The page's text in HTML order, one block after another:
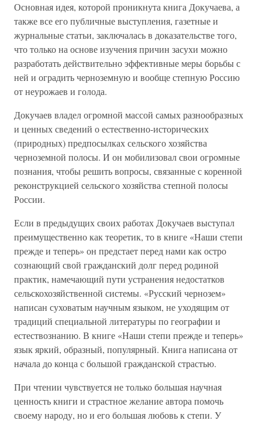
Основная идея, которой проникнута книга Докучаева, а
также все его публичные выступления, газетные и
журнальные статьи, заключалась в доказательстве того,
что только на основе изучения причин засухи можно
разработать действительно эффективные меры борьбы с
ней и оградить черноземную и вообще степную Россию
от неурожаев и голода.
Докучаев владел огромной массой самых разнообразных
и ценных сведений о естественно-исторических
(природных) предпосылках сельского хозяйства
черноземной полосы. И он мобилизовал свои огромные
познания, чтобы решить вопросы, связанные с коренной
реконструкцией сельского хозяйства степной полосы
России.
Если в предыдущих своих работах Докучаев выступал
преимущественно как теоретик, то в книге «Наши степи
прежде и теперь» он предстает перед нами как остро
сознающий свой гражданский долг перед родиной
практик, намечающий пути устранения недостатков
сельскохозяйственной системы. «Русский чернозем»
написан суховатым научным языком, не уходящим от
традиций специальной литературы по географии и
естествознанию. В книге «Наши степи прежде и теперь»
язык яркий, образный, популярный. Книга написана от
начала до конца с большой гражданской страстью.
При чтении чувствуется не только большая научная
ценность книги и страстное желание автора помочь
своему народу, но и его большая любовь к степи. У